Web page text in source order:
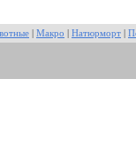
Макро Натюрморт